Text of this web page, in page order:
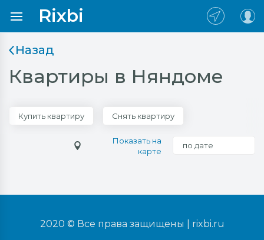
Rixbi
Назад
Квартиры в Няндоме
Купить квартиру Снять квартиру
Показать на
карте
по дате
2020 © Все права защищены | rixbi.ru